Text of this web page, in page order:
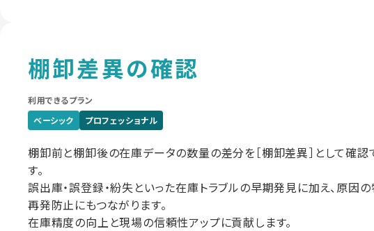
棚卸差異の確認
利用できるプラン
ベーシック
プロフェッショナル
棚卸前と棚卸後の在庫データの数量の差分を［棚卸差異］として確認
す。
誤出庫・誤登録・紛失といった在庫トラブルの早期発見に加え、原因
再発防止にもつながります。
在庫精度の向上と現場の信頼性アップに貢献します。